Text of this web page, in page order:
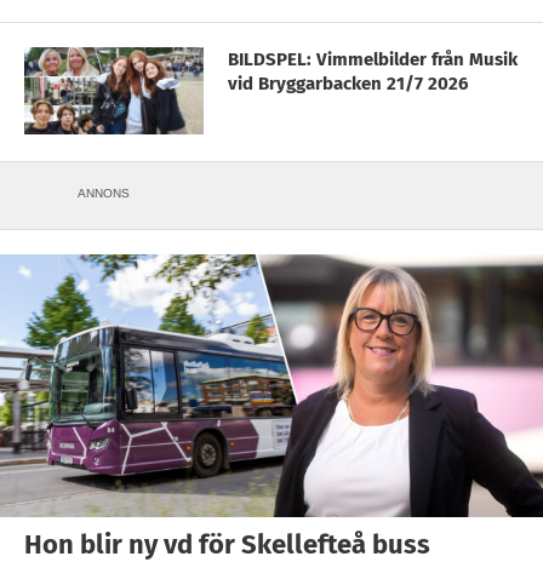
BILDSPEL: Vimmelbilder från Musik
vid Bryggarbacken 21/7 2026
ANNONS
Hon blir ny vd för Skellefteå buss